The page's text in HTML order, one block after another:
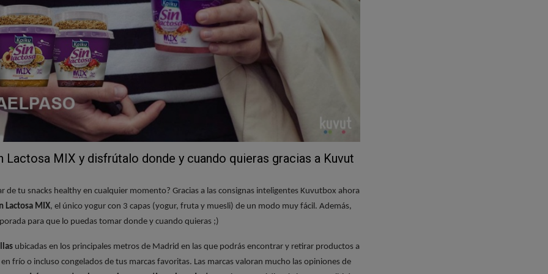
descargues la app de Kuvut actives las notificaciones. Te avisaremos mediante
correo electrónico de cuándo puedes ir a recoger el producto.
que pueda retirar el producto o no?
que cumplir una serie de requisitos(como seleccionar la consigan
a buscar el producto, validar tu teléfono o correo electrónico, invitar amigos,
concepto de gastos de gestión del proyecto, etc). Cuando hayas cumplido con los
participante en la campaña y podrás ir a retirar
tu producto en la fecha y el
te compromete a retirar el producto y luego compartir tu opinión y
Eso es todo. Pero no cumplir con estos compromisos puede comprometer
sobre el mismo con las acciones que encontrarás en tu zona de participación.
ir a coger el producto en la Kuvutbox?
el producto dispondrás deun código que abrirá tu taquilla para que retires
Lactosa MIX y disfrútalo donde y cuando quieras gracias a Kuvut
de tu snacks healthy en cualquier momento? Gracias a las consignas inteligentes Kuvutbox ahora
Lactosa MIX, el único yogur con 3 capas (yogur, fruta y muesli) de un modo muy fácil. Además,
para que lo puedas tomar donde y cuando quieras ;)
ubicadas en los principales metros de Madrid en las que podrás encontrar y retirar productos a
frío o incluso congelados de tus marcas favoritas. Las marcas valoran mucho las opiniones de